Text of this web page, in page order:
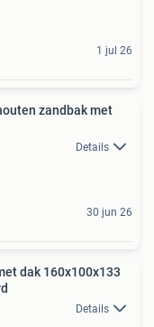
1 jul 26
zandbak met
Details
30 jun 26
dak 160x100x133
Details